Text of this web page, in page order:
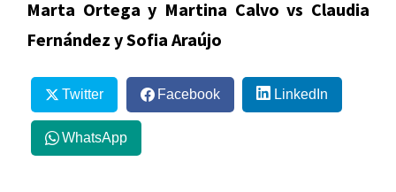
Marta Ortega y Martina Calvo vs Claudia
Fernández y Sofia Araújo
Twitter Facebook LinkedIn
WhatsApp